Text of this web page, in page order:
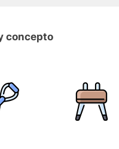
concepto